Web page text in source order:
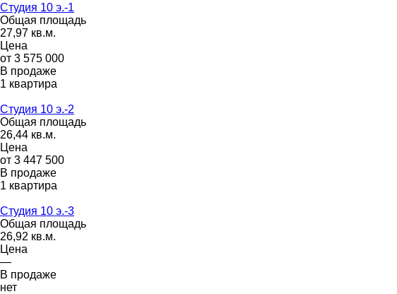
Студия 10 э.-1
Общая площадь
27,97 кв.м.
Цена
от 3 575 000
В продаже
1 квартира
Студия 10 э.-2
Общая площадь
26,44 кв.м.
Цена
от 3 447 500
В продаже
1 квартира
Студия 10 э.-3
Общая площадь
26,92 кв.м.
Цена
—
В продаже
нет